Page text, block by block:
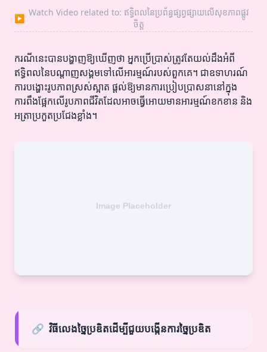
▶
Watch Video related to: ឥទ្ធិពលនៃប្រព័ន្ធផ្សព្វផ្សាយលើសុខភាពផ្លូវ
ចិត្ត
ករណីនេះបានបង្ហាញឱ្យឃើញថា អ្នកប្រើប្រាស់ត្រូវតែយល់ដឹងអំពី
ឥទ្ធិពលនៃបណ្តាញសង្គមទៅលើអារម្មណ៍របស់ពួកគេ។ ជាឧទាហរណ៍
ការបង្ហោះរូបភាពស្រស់ស្អាត ផ្តល់ឱ្យមានការប្រៀបប្រាសនានៅក្នុង
ការពឹងផ្អែកលើរូបភាពជីវិតដែលអាចធ្វើអោយមានអារម្មណ៍ខកខាន និង
អត្រាប្រកួតប្រជែងខ្លាំង។
🔗 វិធីលេងច្នៃប្រឌិតដើម្បីជួយបង្កើនការច្នៃប្រឌិត